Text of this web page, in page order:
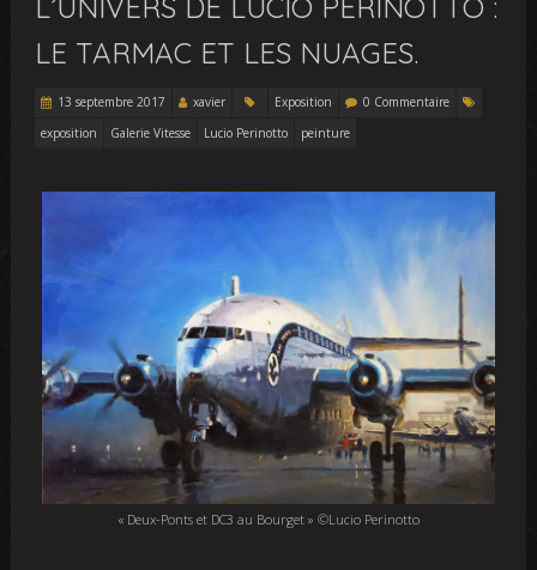
L’UNIVERS DE LUCIO PERINOTTO :
LE TARMAC ET LES NUAGES.
13 septembre 2017 xavier Exposition
0 Commentaire
exposition
Galerie Vitesse Lucio Perinotto peinture
« Deux-Ponts et DC3 au Bourget » ©Lucio Perinotto